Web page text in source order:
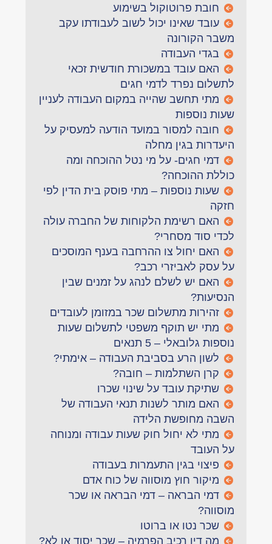
חובת פרוטוקול בשימוע
עובד שאינו יכול לשוב לעבודתו עקב
משבר הקורונה
בגדי העבודה
האם עובד במשכורת חודשית זכאי
לתשלום נפרד לדמי חגים
מתי תחשב שהייה במקום העבודה לעניין
שעות נוספות
חובה למסור במועד הודעה למעסיק על
היעדרות בגין מחלה
דמי חגים- על מי נטל ההוכחה ומה
כוללת ההוכחה?
שעות נוספות – מתי פוסק בית הדין לפי
חזקה
האם רשימת הלקוחות של החברה עולה
לכדי סוד מסחרי?
האם יחול צו ההרחבה בענף המוסכים
על עסק לאביזרי רכב?
האם יש לשלם לנהג על זמנים שבין
הנסיעות?
זהירות מתשלום שכר במזומן לעובדים
מתי יש תוקף משפטי לתשלום שעות
נוספות גלובאלי – 5 תנאים
לשון הרע בסביבת העבודה – אימתי?
קרן השתלמות – חובה?
שתיקת עובד על שינוי שכרו
האם מותר לשנות תנאי העבודה של
השבה מחופשת הלידה
מתי לא יחול חוק שעות עבודה ומנוחה
על העובד
פיצוי בגין התעמרות בעבודה
מיקור חוץ מוסווה של כוח אדם
דמי הבראה – דמי הבראה או שכר
מוסווה?
שכר נטו או ברוטו
מה דין רכיב הפרמיה – שכר יסוד או לא?